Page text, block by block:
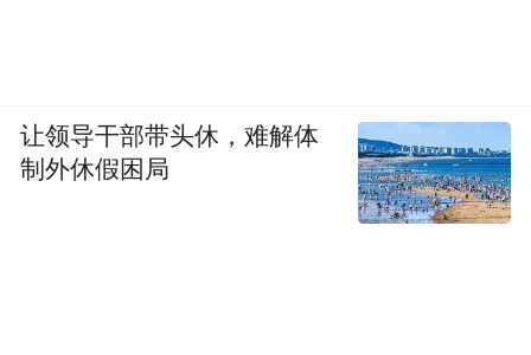
让领导干部带头休，难解体
制外休假困局